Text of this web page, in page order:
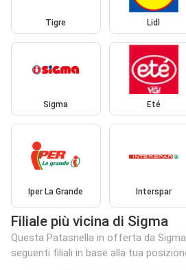
Tigre Lidl
Sigma Eté
Iper La Grande Interspar
Filiale più vicina di Sigma
Questa Patasnella in offerta da
seguenti filiali in base alla tua